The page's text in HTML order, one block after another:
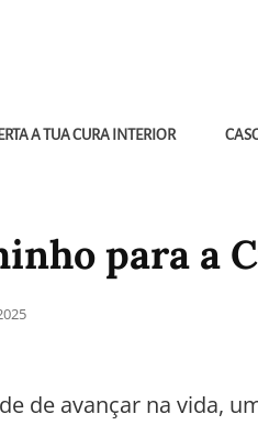
A TUA CURA INTERIOR
para a
de avançar na vida,